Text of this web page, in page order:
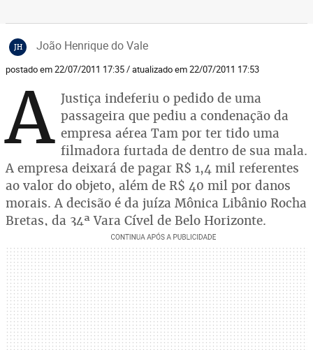
JH João Henrique do Vale
postado em 22/07/2011 17:35 / atualizado em 22/07/2011 17:53
A Justiça indeferiu o pedido de uma
passageira que pediu a condenação da
empresa aérea Tam por ter tido uma
filmadora furtada de dentro de sua mala.
A empresa deixará de pagar R$ 1,4 mil referentes
ao valor do objeto, além de R$ 40 mil por danos
morais. A decisão é da juíza Mônica Libânio Rocha
Bretas, da 34ª Vara Cível de Belo Horizonte.